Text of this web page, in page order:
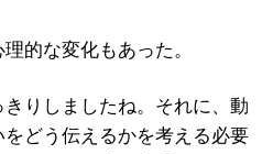
的な変化もあった。
きりしましたね。それに、動
どう伝えるかを考える必要